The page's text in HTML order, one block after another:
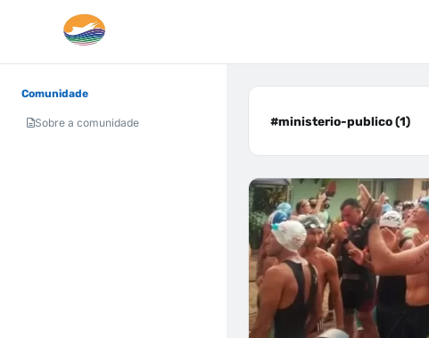
Comunidade
Sobre a comunidade #ministerio-publico (1)